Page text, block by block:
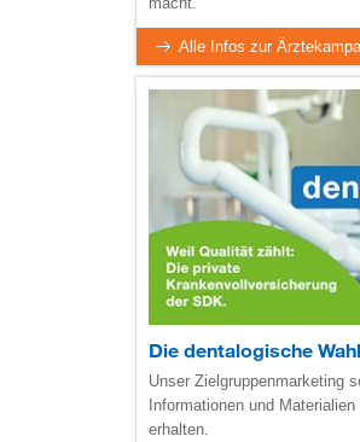
Alle Infos zur
Die dentalogische Wahl
Unser Zielgruppenmarketing
Informationen und
erhalten.